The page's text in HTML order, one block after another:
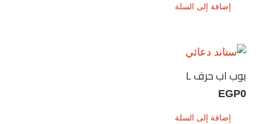
إضافة إلى السلة
بوب اب حرف L
EGP0
إضافة إلى السلة